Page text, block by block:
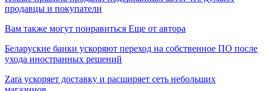
продавцы и покупатели
Вам также могут понравиться Еще от автора
Беларуские банки ускоряют переход на собственное ПО после
ухода иностранных решений
Zara ускоряет доставку и расширяет сеть небольших